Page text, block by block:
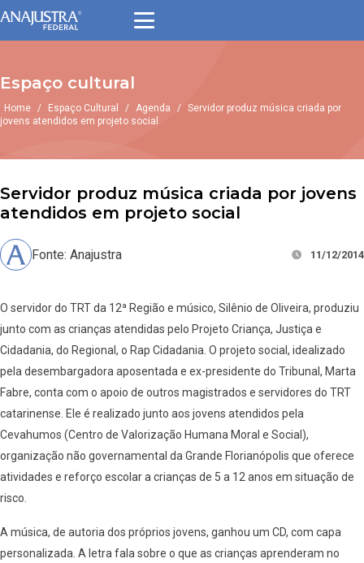
Espaço cultural
Home / Espaço Cultural / Agenda / Servidor produz música criada por
jovens atendidos em projeto social
Servidor produz música criada por jovens
atendidos em projeto social
Fonte: Anajustra 11/12/2014
O servidor do TRT da 12ª Região e músico, Silênio de Oliveira, produziu
junto com as crianças atendidas pelo Projeto Criança, Justiça e
Cidadania, do Regional, o Rap Cidadania. O projeto social, idealizado
pela desembargadora aposentada e ex-presidente do Tribunal, Marta
Fabre, conta com o apoio de outros magistrados e servidores do TRT
catarinense. Ele é realizado junto aos jovens atendidos pela
Cevahumos (Centro de Valorização Humana Moral e Social),
organização não governamental da Grande Florianópolis que oferece
atividades e reforço escolar a crianças de 5 a 12 anos em situação de
risco.
A música, de autoria dos próprios jovens, ganhou um CD, com capa
personalizada. A letra fala sobre o que as crianças aprenderam no